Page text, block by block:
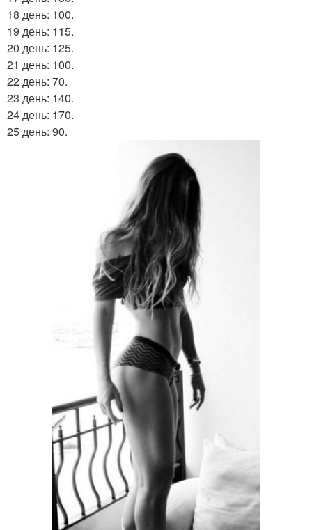
18 день: 100.
19 день: 115.
20 день: 125.
21 день: 100.
22 день: 70.
23 день: 140.
24 день: 170.
25 день: 90.